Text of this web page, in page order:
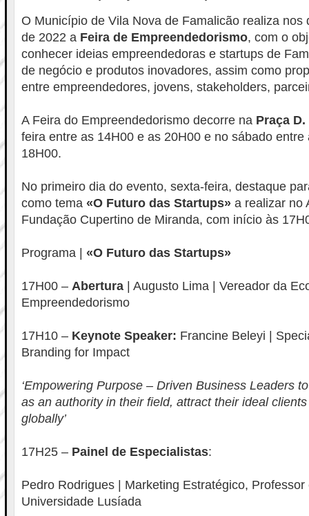
O Município de Vila Nova de Famalicão realiza nos
de 2022 a Feira de Empreendedorismo, com o
conhecer ideias empreendedoras e startups de
de negócio e produtos inovadores, assim como
entre empreendedores, jovens, stakeholders,
A Feira do Empreendedorismo decorre na Praça
feira entre as 14H00 e as 20H00 e no sábado entre
18H00.
No primeiro dia do evento, sexta-feira, destaque
como tema «O Futuro das Startups» a realizar no
Fundação Cupertino de Miranda, com início às
Programa | «O Futuro das Startups»
17H00 – Abertura
| Augusto Lima | Vereador da
Empreendedorismo
17H10 – Keynote Speaker: Francine Beleyi |
Branding for Impact
‘Empowering Purpose – Driven Business Leaders
as an authority in their field, attract their ideal
globally’
17H25 – Painel de Especialistas:
Pedro Rodrigues | Marketing Estratégico,
Universidade Lusíada